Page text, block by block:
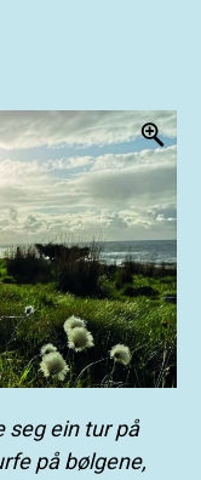
seg ein tur på
på bølgene,